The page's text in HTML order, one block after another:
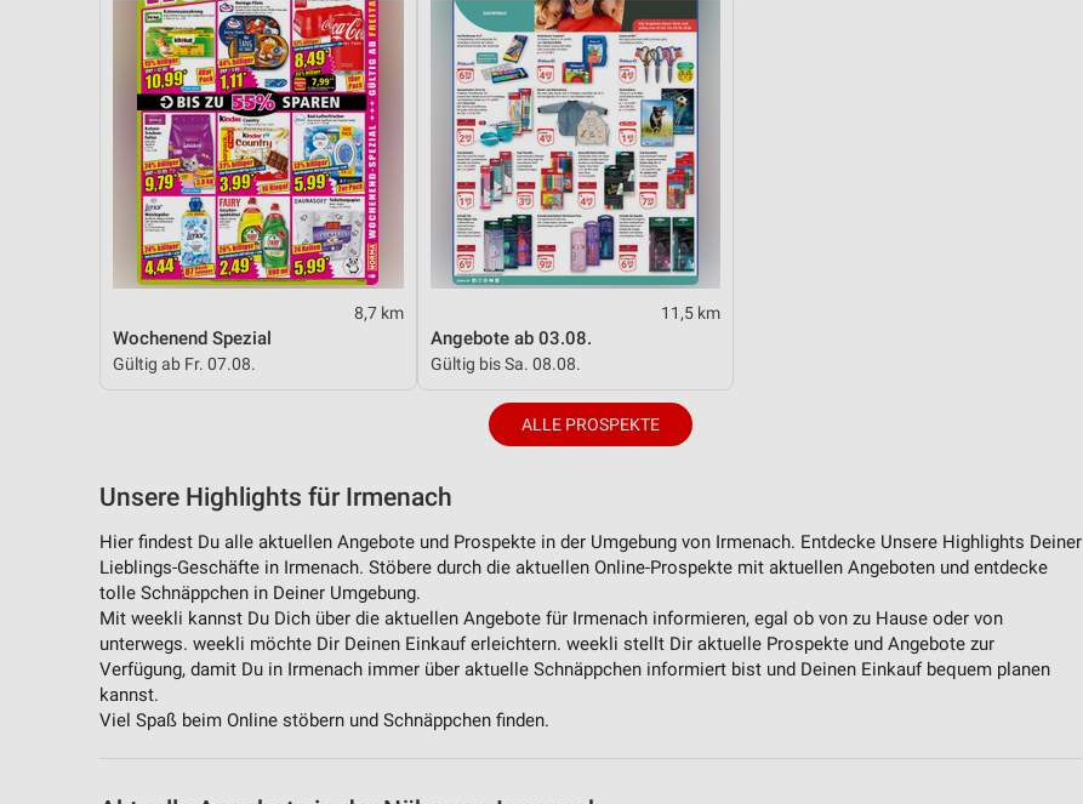
8,7 km
Wochenend Spezial
Gültig ab Fr. 07.08.
11,5 km
Angebote ab 03.08.
Gültig bis Sa. 08.08.
ALLE PROSPEKTE
Unsere Highlights für Irmenach
Hier findest Du alle aktuellen Angebote und Prospekte in der Umgebung von Irmenach. Entdecke Unsere Highlights Deiner
Lieblings-Geschäfte in Irmenach. Stöbere durch die aktuellen Online-Prospekte mit aktuellen Angeboten und entdecke
tolle Schnäppchen in Deiner Umgebung.
Mit weekli kannst Du Dich über die aktuellen Angebote für Irmenach informieren, egal ob von zu Hause oder von
unterwegs. weekli möchte Dir Deinen Einkauf erleichtern. weekli stellt Dir aktuelle Prospekte und Angebote zur
Verfügung, damit Du in Irmenach immer über aktuelle Schnäppchen informiert bist und Deinen Einkauf bequem planen
kannst.
Viel Spaß beim Online stöbern und Schnäppchen finden.
Erstellung von Profilen zur Personalisierung von Inhalten
Verwendung von Profilen zur Auswahl personalisierter Inhalte
Messung der Werbeleistung
Messung der Performance von Inhalten
Analyse von Zielgruppen durch Statistiken oder Kombinationen von Daten aus verschiedenen
Entwicklung und Verbesserung der Angebote
Verwendung reduzierter Daten zur Auswahl von Inhalten
Geräte anhand von aktiv angeforderten Informationen identifizieren
Notwendig
Performance
Funktional
Werbung